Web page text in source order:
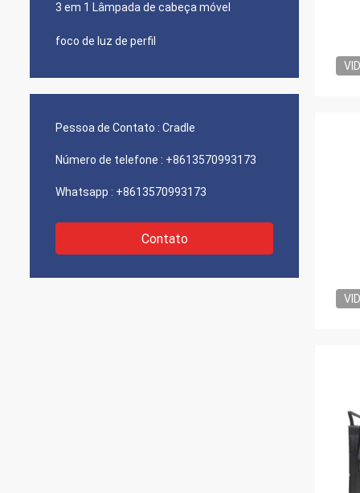
3 em 1 Lâmpada de cabeça móvel
foco de luz de perfil
Pessoa de Contato : Cradle
Número de telefone : +8613570993173
Whatsapp : +8613570993173
Contato